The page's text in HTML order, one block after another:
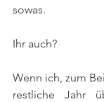
sowas.
Ihr auch?
Wenn ich, zum
restliche Jahr